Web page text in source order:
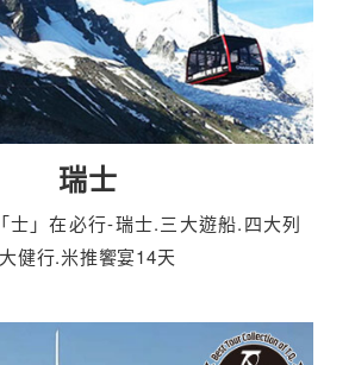
瑞士
士」在必行-瑞士.三大遊船.四大列
健行.米推饗宴14天